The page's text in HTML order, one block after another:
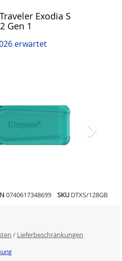
Exodia S
Gen 1
erwartet
0740617348699 SKU DTXS/128GB
/ Lieferbeschränkungen